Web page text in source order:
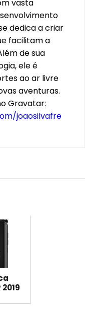
vasta
dedica a criar
facilitam a
de sua
ele é
ao ar livre
aventuras.
Gravatar:
joaosilvafre